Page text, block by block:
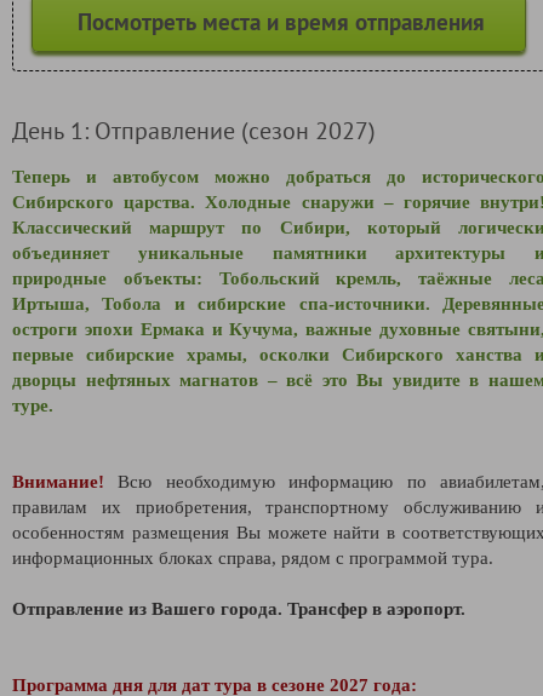
Посмотреть места и время отправления
День 1: Отправление (сезон 2027)
Теперь и автобусом можно добраться до
Сибирского царства. Холодные снаружи – горячие
Классический маршрут по Сибири, который
объединяет уникальные памятники архитектуры
природные объекты: Тобольский кремль, таёжные
Иртыша, Тобола и сибирские спа-источники.
остроги эпохи Ермака и Кучума, важные духовные
первые сибирские храмы, осколки Сибирского ханства
дворцы нефтяных магнатов – всё это Вы увидите в
туре.
Внимание!
Всю необходимую информацию по
правилам их приобретения, транспортному обслуживанию
особенностям размещения Вы можете найти в
информационных блоках справа, рядом с программой тура.
Отправление из Вашего города. Трансфер в аэропорт.
Программа дня для дат тура в сезоне 2027 года: